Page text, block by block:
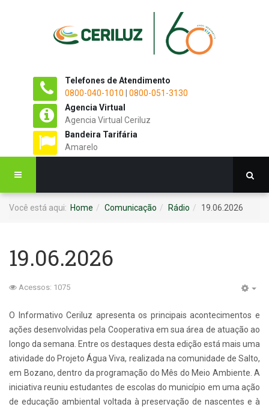
Telefones de Atendimento
0800-040-1010
0800-051-3130
Agencia Virtual
Agencia Virtual Ceriluz
Bandeira Tarifária
Amarelo
Você está aqui: Home Comunicação Rádio 19.06.2026
19.06.2026
Acessos: 1075
O Informativo Ceriluz apresenta os principais acontecimentos e
ações desenvolvidas pela Cooperativa em sua área de atuação ao
longo da semana. Entre os destaques desta edição está mais uma
atividade do Projeto Água Viva, realizada na comunidade de Salto,
em Bozano, dentro da programação do Mês do Meio Ambiente. A
iniciativa reuniu estudantes de escolas do município em uma ação
de educação ambiental voltada à preservação de nascentes e à